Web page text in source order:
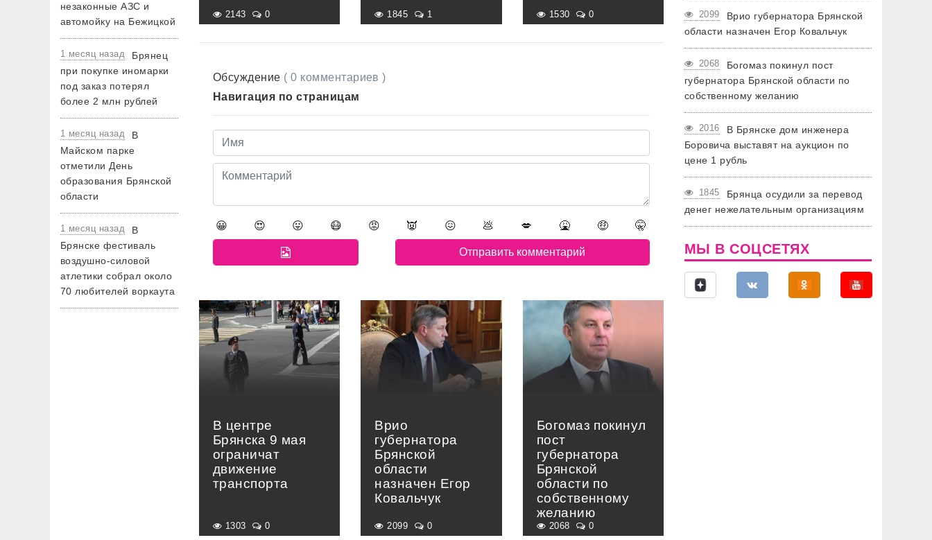
незаконные АЗС и
автомойку на Бежицкой
1 месяц назад
Брянец
при покупке иномарки
под заказ потерял
более 2 млн рублей
1 месяц назад
В
Майском парке
отметили День
образования Брянской
области
1 месяц назад
В
Брянске фестиваль
воздушно-силовой
атлетики собрал около
70 любителей воркаута
2143 0 1845 1 1530 0
Обсуждение ( 0 комментариев )
Навигация по страницам
😀 😍 😛 😷 😡 👿 😖 💩 💋 🤮 🤑 🤫
В центре
Брянска 9 мая
ограничат
движение
транспорта
1303 0
Врио
губернатора
Брянской
области
назначен Егор
Ковальчук
2099 0
Богомаз покинул
пост
губернатора
Брянской
области по
собственному
желанию
2068 0
2099
Врио губернатора Брянской
области назначен Егор Ковальчук
2068
Богомаз покинул пост
губернатора Брянской области по
собственному желанию
2016
В Брянске дом инженера
Боровича выставят на аукцион по
цене 1 рубль
1845
Брянца осудили за перевод
денег нежелательным организациям
МЫ В СОЦСЕТЯХ